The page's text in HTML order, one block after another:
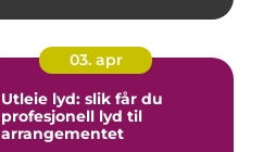
03. apr
Utleie lyd: slik får du
profesjonell lyd til
arrangementet